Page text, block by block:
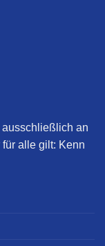
an
alle gilt: Kenn